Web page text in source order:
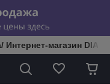
магазин